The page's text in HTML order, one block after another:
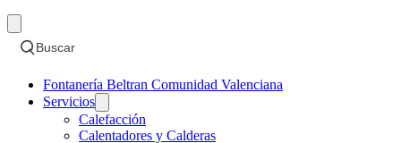
Buscar
Fontanería Beltran Comunidad Valenciana
Servicios
Calefacción
Calentadores y Calderas